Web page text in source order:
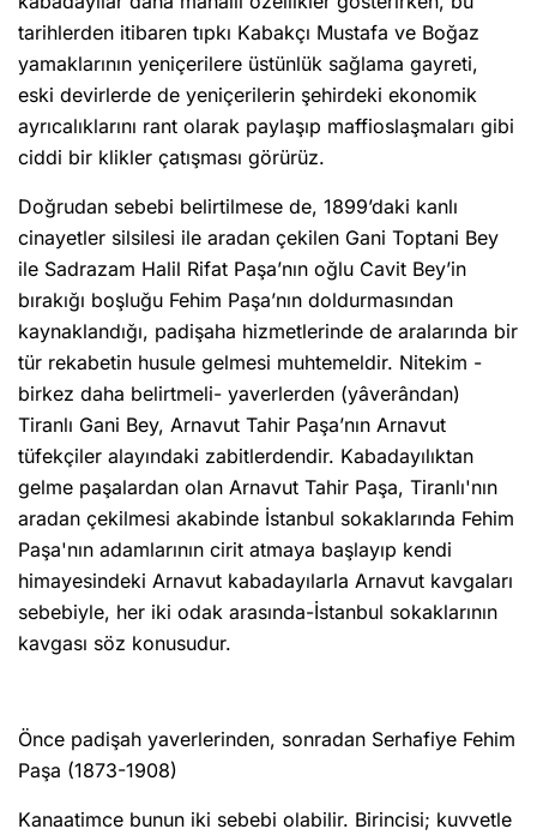
tarihlerden itibaren tıpkı Kabakçı Mustafa ve Boğaz
yamaklarının yeniçerilere üstünlük sağlama gayreti,
eski devirlerde de yeniçerilerin şehirdeki ekonomik
ayrıcalıklarını rant olarak paylaşıp maffioslaşmaları gibi
ciddi bir klikler çatışması görürüz.
Doğrudan sebebi belirtilmese de, 1899’daki kanlı
cinayetler silsilesi ile aradan çekilen Gani Toptani Bey
ile Sadrazam Halil Rifat Paşa’nın oğlu Cavit Bey’in
bırakığı boşluğu Fehim Paşa’nın doldurmasından
kaynaklandığı, padişaha hizmetlerinde de aralarında bir
tür rekabetin husule gelmesi muhtemeldir. Nitekim -
birkez daha belirtmeli- yaverlerden (yâverândan)
Tiranlı Gani Bey, Arnavut Tahir Paşa’nın Arnavut
tüfekçiler alayındaki zabitlerdendir. Kabadayılıktan
gelme paşalardan olan Arnavut Tahir Paşa, Tiranlı'nın
aradan çekilmesi akabinde İstanbul sokaklarında Fehim
Paşa'nın adamlarının cirit atmaya başlayıp kendi
himayesindeki Arnavut kabadayılarla Arnavut kavgaları
sebebiyle, her iki odak arasında-İstanbul sokaklarının
kavgası söz konusudur.
Önce padişah yaverlerinden, sonradan Serhafiye Fehim
Paşa (1873-1908)
Kanaatimce bunun iki sebebi olabilir. Birincisi; kuvvetle